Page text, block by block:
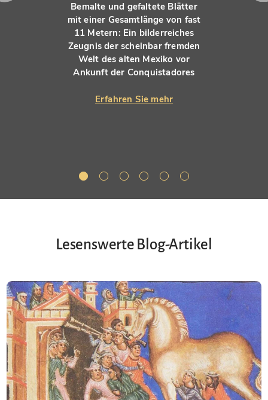
Bemalte und gefaltete Blätter
mit einer Gesamtlänge von fast
11 Metern: Ein bilderreiches
Zeugnis der scheinbar fremden
Welt des alten Mexiko vor
Ankunft der Conquistadores
Erfahren Sie mehr
Lesenswerte Blog-Artikel